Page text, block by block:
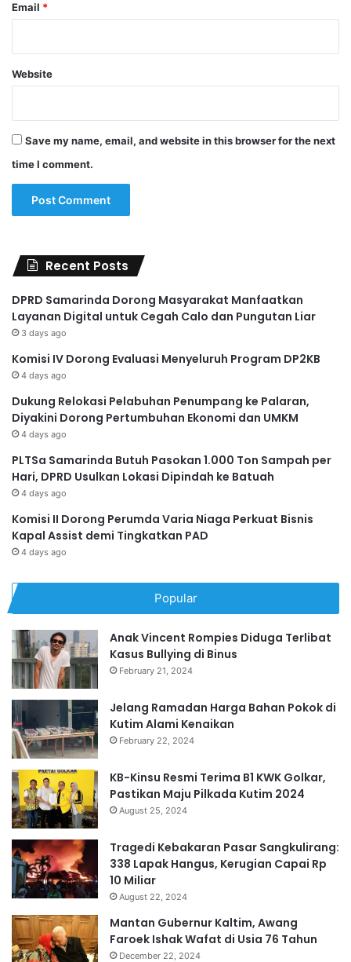
Email *
Website
Save my name, email, and website in this browser for the next
time I comment.
Recent Posts
DPRD Samarinda Dorong Masyarakat Manfaatkan
Layanan Digital untuk Cegah Calo dan Pungutan Liar
3 days ago
Komisi IV Dorong Evaluasi Menyeluruh Program DP2KB
4 days ago
Dukung Relokasi Pelabuhan Penumpang ke Palaran,
Diyakini Dorong Pertumbuhan Ekonomi dan UMKM
4 days ago
PLTSa Samarinda Butuh Pasokan 1.000 Ton Sampah per
Hari, DPRD Usulkan Lokasi Dipindah ke Batuah
4 days ago
Komisi II Dorong Perumda Varia Niaga Perkuat Bisnis
Kapal Assist demi Tingkatkan PAD
4 days ago
Popular
Anak Vincent Rompies Diduga Terlibat
Kasus Bullying di Binus
February 21, 2024
Jelang Ramadan Harga Bahan Pokok di
Kutim Alami Kenaikan
February 22, 2024
KB-Kinsu Resmi Terima B1 KWK Golkar,
Pastikan Maju Pilkada Kutim 2024
August 25, 2024
Tragedi Kebakaran Pasar Sangkulirang:
338 Lapak Hangus, Kerugian Capai Rp
10 Miliar
August 22, 2024
Mantan Gubernur Kaltim, Awang
Faroek Ishak Wafat di Usia 76 Tahun
December 22, 2024